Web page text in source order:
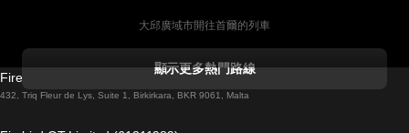
大邱廣域市開往首爾的列車
都柏林開往戈尔韦的列車
顯示更多熱門路線
Firebird GT Limited (OC 1451)
432, Triq Fleur de Lys, Suite 1, Birkirkara, BKR 9061, Malta